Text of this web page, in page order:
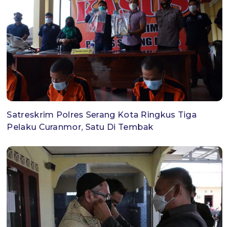
Satreskrim Polres Serang Kota Ringkus Tiga
Pelaku Curanmor, Satu Di Tembak